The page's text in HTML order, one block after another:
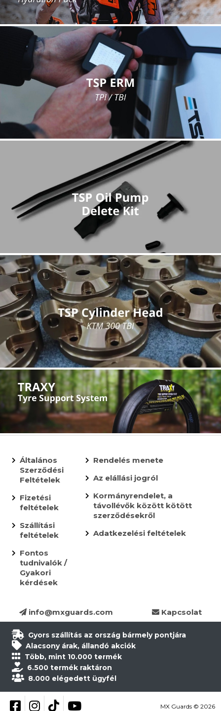
Általános
Szerződési
Feltételek
Fizetési
feltételek
Szállítási
feltételek
Fontos
tudnivalók /
Gyakori
kérdések
Rendelés menete
Az elállási jogról
Kormányrendelet, a
távollévők között kötött
szerződésekről
Adatkezelési feltételek
info@mxguards.com Kapcsolat
Gyors szállítás az ország bármely pontjára
Alacsony árak, állandó akciók
Több, mint 10.000 termék
6.500 termék raktáron
8.000 elégedett ügyfél
Kövess be Facebookon
Kövess be Instagramon
Kövess be TikTokon
YouTube MX Guards © 2026